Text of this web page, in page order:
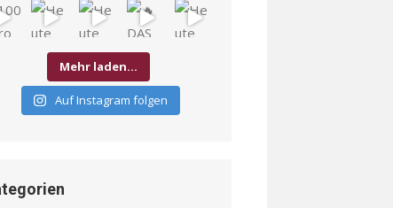
Mehr laden…
Auf Instagram folgen